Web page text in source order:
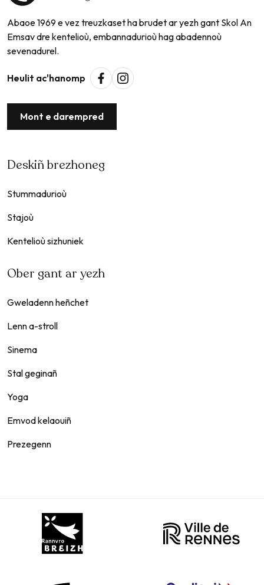
Abaoe 1969 e vez treuzkaset ha brudet ar yezh gant Skol An
Emsav dre kentelioù, embannadurioù hag abadennoù
sevenadurel.
Heulit ac'hanomp
Mont e darempred
Deskiñ brezhoneg
Stummadurioù
Stajoù
Kentelioù sizhuniek
Ober gant ar yezh
Gweladenn heñchet
Lenn a-stroll
Sinema
Stal geginañ
Yoga
Emvod kelaouiñ
Prezegenn